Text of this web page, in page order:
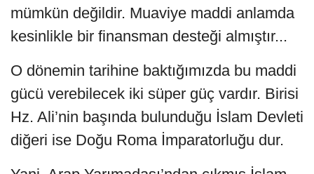
mümkün değildir. Muaviye maddi anlamda
kesinlikle bir finansman desteği almıştır...
O dönemin tarihine baktığımızda bu maddi
gücü verebilecek iki süper güç vardır. Birisi
Hz. Ali’nin başında bulunduğu İslam Devleti
diğeri ise Doğu Roma İmparatorluğu dur.